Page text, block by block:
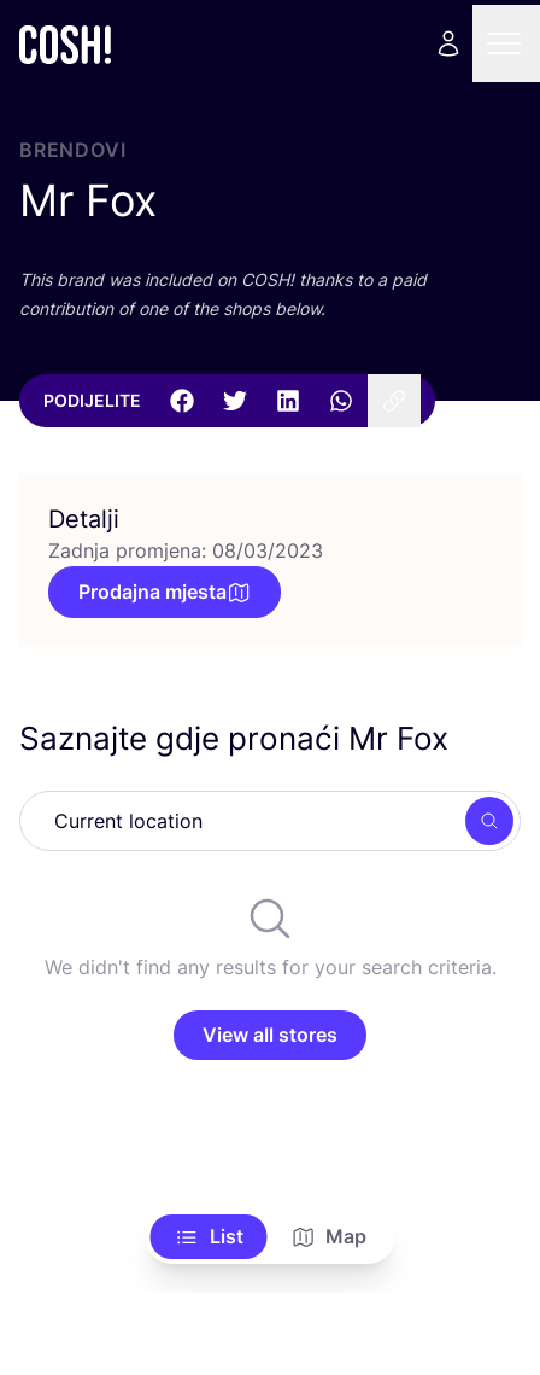
BRENDOVI
Mr Fox
This brand was inclu­ded on COSH! than­ks to a paid
con­tri­bu­ti­on of one of the shops below.
PODIJELITE
Detalji
Zadnja promjena: 08/03/2023
Prodajna mjesta
Saznajte gdje pronaći Mr Fox
We didn't find any results for your search criteria.
View all stores
List Map